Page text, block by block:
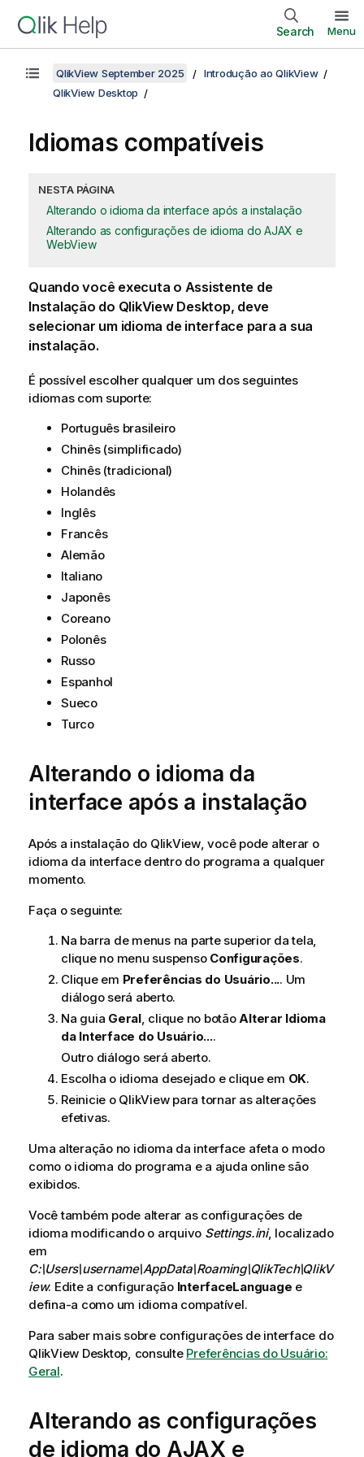
Search Menu
QlikView September 2025
Introdução ao QlikView
QlikView Desktop
Idiomas compatíveis
NESTA PÁGINA
Alterando o idioma da interface após a instalação
Alterando as configurações de idioma do AJAX e
WebView
Quando você executa o Assistente de
Instalação do QlikView Desktop, deve
selecionar um idioma de interface para a sua
instalação.
É possível escolher qualquer um dos seguintes
idiomas com suporte:
Português brasileiro
Chinês (simplificado)
Chinês (tradicional)
Holandês
Inglês
Francês
Alemão
Italiano
Japonês
Coreano
Polonês
Russo
Espanhol
Sueco
Turco
Alterando o idioma da
interface após a instalação
Após a instalação do QlikView, você pode alterar o
idioma da interface dentro do programa a qualquer
momento.
Faça o seguinte:
Na barra de menus na parte superior da tela,
clique no menu suspenso Configurações.
Clique em Preferências do Usuário.... Um
diálogo será aberto.
Na guia Geral, clique no botão Alterar Idioma
da Interface do Usuário....
Outro diálogo será aberto.
Escolha o idioma desejado e clique em OK.
Reinicie o QlikViewpara tornar as alterações
efetivas.
Uma alteração no idioma da interface afeta o modo
como o idioma do programa e a ajuda online são
exibidos.
Você também pode alterar as configurações de
idioma modificando o arquivo Settings.ini, localizado
em
C:\Users\username\AppData\Roaming\QlikTech\QlikV
iew. Edite a configuraçãoInterfaceLanguage e
defina-a como um idioma compatível.
Para saber mais sobre configurações de interface do
QlikView Desktop , consulte Preferências do Usuário:
Geral.
Alterando as configurações
de idioma do AJAX e